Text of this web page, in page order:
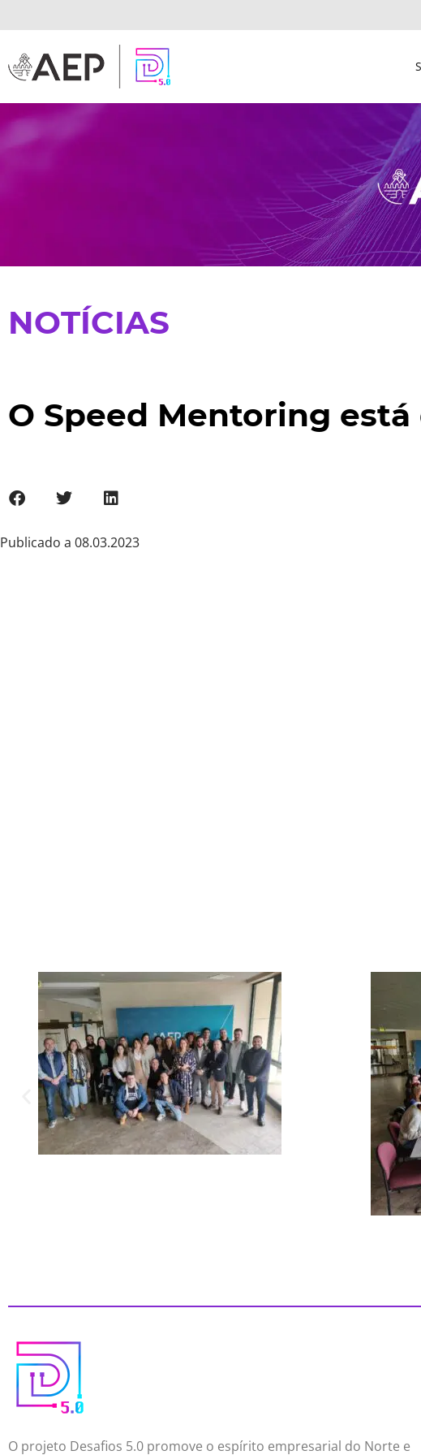
NOTÍCIAS
O Speed Mentoring
Publicado a 08.03.2023
O projeto Desafios 5.0 promove o espírito empresarial do Norte e